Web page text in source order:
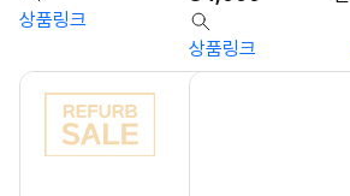
상품링크
상품링크